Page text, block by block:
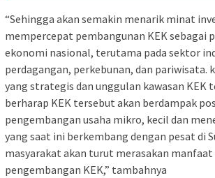
“Sehingga akan semakin menarik minat
mempercepat pembangunan KEK sebagai
ekonomi nasional, terutama pada sektor
perdagangan, perkebunan, dan pariwisata.
yang strategis dan unggulan kawasan KEK
berharap KEK tersebut akan berdampak
pengembangan usaha mikro, kecil dan
yang saat ini berkembang dengan pesat di
masyarakat akan turut merasakan manfaat
pengembangan KEK,” tambahnya